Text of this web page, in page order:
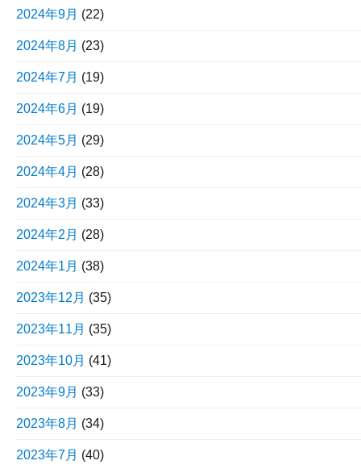
2024年9月 (22)
2024年8月 (23)
2024年7月 (19)
2024年6月 (19)
2024年5月 (29)
2024年4月 (28)
2024年3月 (33)
2024年2月 (28)
2024年1月 (38)
2023年12月 (35)
2023年11月 (35)
2023年10月 (41)
2023年9月 (33)
2023年8月 (34)
2023年7月 (40)